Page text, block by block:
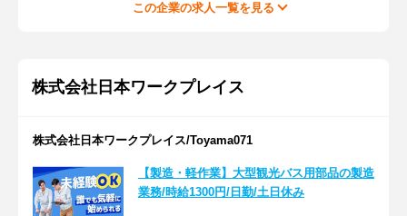
この企業の求人一覧を見る
株式会社日本ワークプレイス
株式会社日本ワークプレイス/Toyama071
【製造・軽作業】大型観光バス用部品の製造
業務/時給1300円/日勤/土日休み